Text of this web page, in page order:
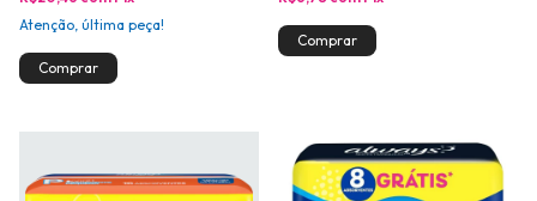
Atenção, última peça!